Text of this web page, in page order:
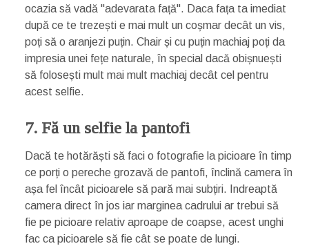
ocazia să vadă "adevarata față". Daca fața ta imediat
după ce te trezești e mai mult un coșmar decât un vis,
poți să o aranjezi puțin. Chair și cu puțin machiaj poți da
impresia unei fețe naturale, în special dacă obișnuești
să folosești mult mai mult machiaj decât cel pentru
acest selfie.
7. Fă un selfie la pantofi
Dacă te hotărăști să faci o fotografie la picioare în timp
ce porți o pereche grozavă de pantofi, înclină camera în
așa fel încât picioarele să pară mai subțiri. Indreaptă
camera direct în jos iar marginea cadrului ar trebui să
fie pe picioare relativ aproape de coapse, acest unghi
fac ca picioarele să fie cât se poate de lungi.